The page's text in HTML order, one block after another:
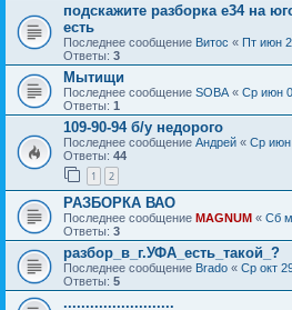
подскажите разборка е34 на
есть
Последнее сообщение Витос « Пт июн
Ответы: 3
Мытищи
Последнее сообщение SOBA « Ср июн
Ответы: 1
109-90-94 б/у недорого
Последнее сообщение Андрей « Ср июн
Ответы: 44
1 2
РАЗБОРКА ВАО
Последнее сообщение MAGNUM « Сб
Ответы: 3
разбор_в_г.УФА_есть_такой_?
Последнее сообщение Brado « Ср окт
Ответы: 5
.........................